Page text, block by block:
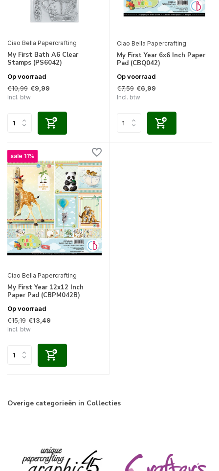
Ciao Bella Papercrafting
My First Bath A6 Clear
Stamps (PS6042)
Op voorraad
€10,99 €9,99
Incl. btw
Ciao Bella Papercrafting
My First Year 6x6 Inch Paper
Pad (CBQ042)
Op voorraad
€7,59 €6,99
Incl. btw
sale 11%
Ciao Bella Papercrafting
My First Year 12x12 Inch
Paper Pad (CBPM042B)
Op voorraad
€15,19 €13,49
Incl. btw
Overige categorieën in Collecties